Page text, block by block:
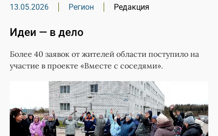
13.05.2026 Регион Редакция
Идеи — в дело
Более 40 заявок от жителей области поступило на
участие в проекте «Вместе с соседями».